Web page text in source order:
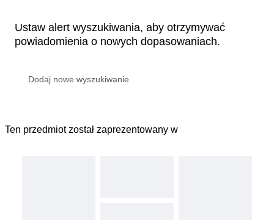
Ustaw alert wyszukiwania, aby otrzymywać
powiadomienia o nowych dopasowaniach.
Ten przedmiot został zaprezentowany w